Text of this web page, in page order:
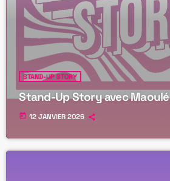
STAND-UP STORY
Stand-Up Story avec Maoulé
today 12 JANVIER 2026